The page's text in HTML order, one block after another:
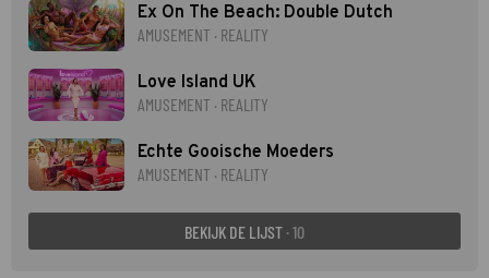
Ex On The Beach: Double Dutch
AMUSEMENT · REALITY
Love Island UK
AMUSEMENT · REALITY
Echte Gooische Moeders
AMUSEMENT · REALITY
BEKIJK DE LIJST · 10